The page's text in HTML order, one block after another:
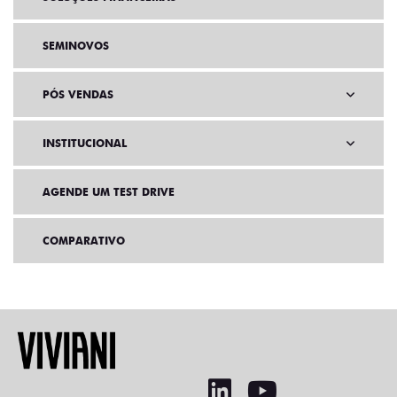
SEMINOVOS
PÓS VENDAS
INSTITUCIONAL
AGENDE UM TEST DRIVE
COMPARATIVO